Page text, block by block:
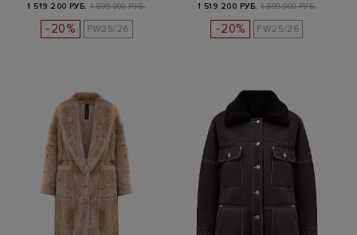
1 519 200 РУБ. 1 899 000 РУБ.
-20% FW25/26
1 519 200 РУБ. 1 899 000 РУБ.
-20% FW25/26